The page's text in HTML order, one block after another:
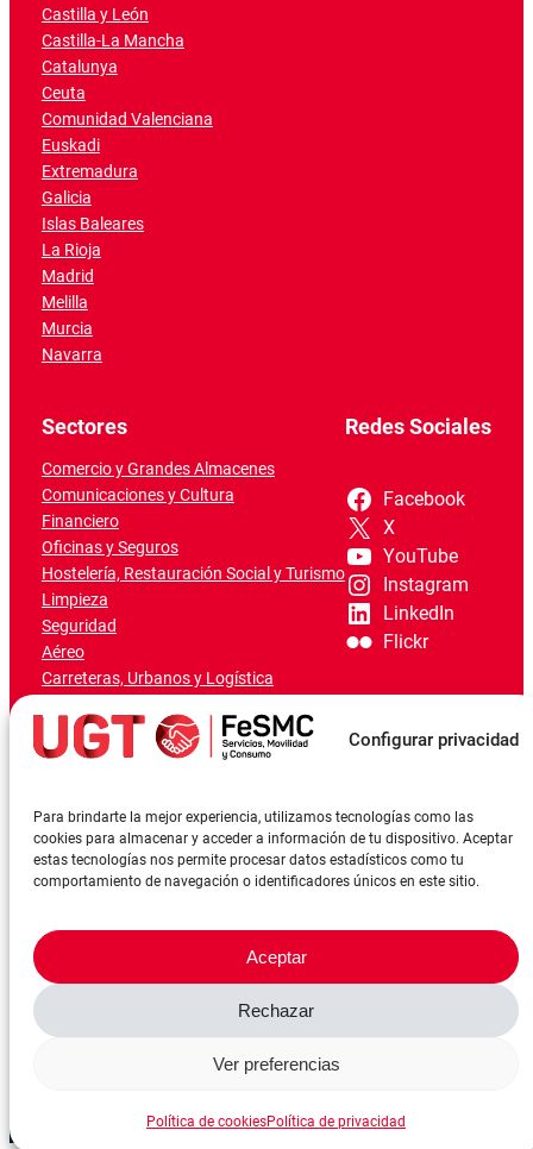
Configurar privacidad
Para brindarte la mejor experiencia, utilizamos tecnologías como las
cookies para almacenar y acceder a información de tu dispositivo. Aceptar
estas tecnologías nos permite procesar datos estadísticos como tu
comportamiento de navegación o identificadores únicos en este sitio.
Aceptar
Rechazar
Ver preferencias
Política de cookiesPolítica de privacidad
Castilla y León
Castilla-La Mancha
Catalunya
Ceuta
Comunidad Valenciana
Euskadi
Extremadura
Galicia
Islas Baleares
La Rioja
Madrid
Melilla
Murcia
Navarra
Sectores
Comercio y Grandes Almacenes
Comunicaciones y Cultura
Financiero
Oficinas y Seguros
Hostelería, Restauración Social y Turismo
Limpieza
Seguridad
Aéreo
Carreteras, Urbanos y Logística
Marítimo-Portuario
Redes Sociales
Facebook
X
YouTube
Instagram
LinkedIn
Flickr
©FeSMCUGT 2024